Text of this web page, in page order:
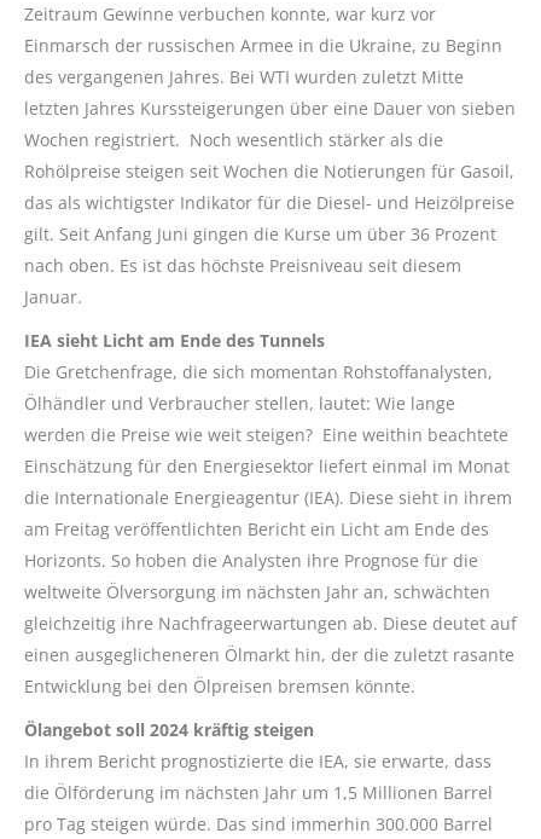
Zeitraum Gewinne verbuchen konnte, war kurz vor
Einmarsch der russischen Armee in die Ukraine, zu Beginn
des vergangenen Jahres. Bei WTI wurden zuletzt Mitte
letzten Jahres Kurssteigerungen über eine Dauer von sieben
Wochen registriert. Noch wesentlich stärker als die
Rohölpreise steigen seit Wochen die Notierungen für Gasoil,
das als wichtigster Indikator für die Diesel- und Heizölpreise
gilt. Seit Anfang Juni gingen die Kurse um über 36 Prozent
nach oben. Es ist das höchste Preisniveau seit diesem
Januar.
IEA sieht Licht am Ende des Tunnels
Die Gretchenfrage, die sich momentan Rohstoffanalysten,
Ölhändler und Verbraucher stellen, lautet: Wie lange
werden die Preise wie weit steigen? Eine weithin beachtete
Einschätzung für den Energiesektor liefert einmal im Monat
die Internationale Energieagentur (IEA). Diese sieht in ihrem
am Freitag veröffentlichten Bericht ein Licht am Ende des
Horizonts. So hoben die Analysten ihre Prognose für die
weltweite Ölversorgung im nächsten Jahr an, schwächten
gleichzeitig ihre Nachfrageerwartungen ab. Diese deutet auf
einen ausgeglicheneren Ölmarkt hin, der die zuletzt rasante
Entwicklung bei den Ölpreisen bremsen könnte.
Ölangebot soll 2024 kräftig steigen
In ihrem Bericht prognostizierte die IEA, sie erwarte, dass
die Ölförderung im nächsten Jahr um 1,5 Millionen Barrel
pro Tag steigen würde. Das sind immerhin 300.000 Barrel